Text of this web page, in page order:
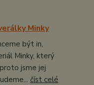
Minky
být in,
Minky, který
jsme jej
číst celé